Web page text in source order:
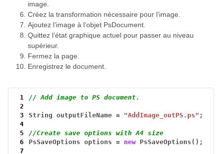
image.
Créez la transformation nécessaire pour l’image.
Ajoutez l’image à l’objet PsDocument.
Quittez l’état graphique actuel pour passer au niveau
supérieur.
Fermez la page.
Enregistrez le document.
1
// Add image to PS document.
2
3
String outputFileName = "AddImage_outPS.ps" ;
4
5
//Create save options with A4 size
6
PsSaveOptions options = new PsSaveOptions();
7